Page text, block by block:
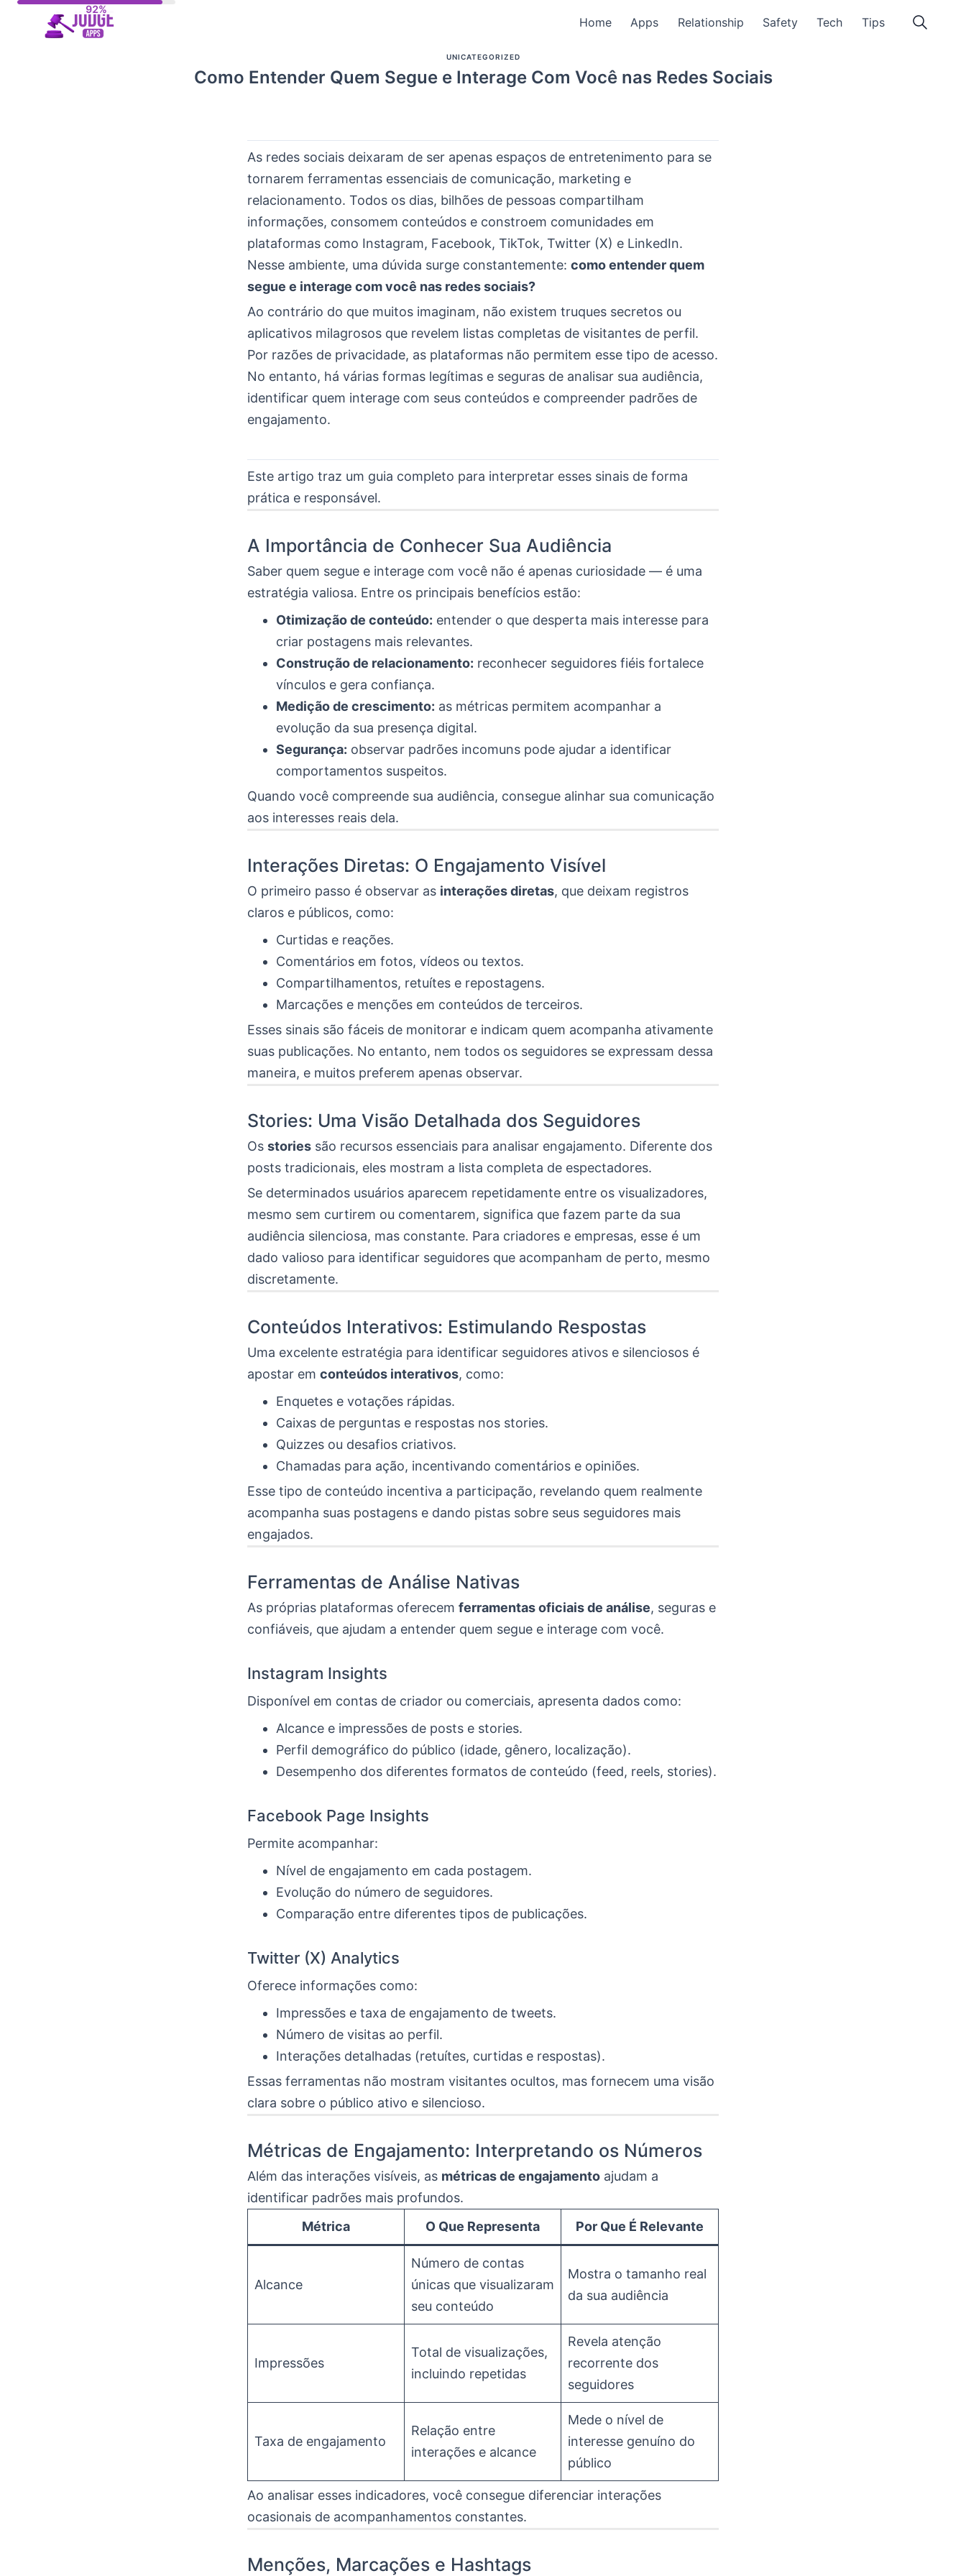
Home Apps Relationship Safety Tech Tips
UNICATEGORIZED
Como Entender Quem Segue e Interage Com Você nas Redes Sociais
As redes sociais deixaram de ser apenas espaços de entretenimento para se
tornarem ferramentas essenciais de comunicação, marketing e
relacionamento. Todos os dias, bilhões de pessoas compartilham
informações, consomem conteúdos e constroem comunidades em
plataformas como Instagram, Facebook, TikTok, Twitter (X) e LinkedIn.
Nesse ambiente, uma dúvida surge constantemente: como entender quem
segue e interage com você nas redes sociais?
Ao contrário do que muitos imaginam, não existem truques secretos ou
aplicativos milagrosos que revelem listas completas de visitantes de perfil.
Por razões de privacidade, as plataformas não permitem esse tipo de acesso.
No entanto, há várias formas legítimas e seguras de analisar sua audiência,
identificar quem interage com seus conteúdos e compreender padrões de
engajamento.
Este artigo traz um guia completo para interpretar esses sinais de forma
prática e responsável.
A Importância de Conhecer Sua Audiência
Saber quem segue e interage com você não é apenas curiosidade — é uma
estratégia valiosa. Entre os principais benefícios estão:
Otimização de conteúdo: entender o que desperta mais interesse para
criar postagens mais relevantes.
Construção de relacionamento: reconhecer seguidores fiéis fortalece
vínculos e gera confiança.
Medição de crescimento: as métricas permitem acompanhar a
evolução da sua presença digital.
Segurança: observar padrões incomuns pode ajudar a identificar
comportamentos suspeitos.
Quando você compreende sua audiência, consegue alinhar sua comunicação
aos interesses reais dela.
Interações Diretas: O Engajamento Visível
O primeiro passo é observar as interações diretas, que deixam registros
claros e públicos, como:
Curtidas e reações.
Comentários em fotos, vídeos ou textos.
Compartilhamentos, retuítes e repostagens.
Marcações e menções em conteúdos de terceiros.
Esses sinais são fáceis de monitorar e indicam quem acompanha ativamente
suas publicações. No entanto, nem todos os seguidores se expressam dessa
maneira, e muitos preferem apenas observar.
Stories: Uma Visão Detalhada dos Seguidores
Os stories são recursos essenciais para analisar engajamento. Diferente dos
posts tradicionais, eles mostram a lista completa de espectadores.
Se determinados usuários aparecem repetidamente entre os visualizadores,
mesmo sem curtirem ou comentarem, significa que fazem parte da sua
audiência silenciosa, mas constante. Para criadores e empresas, esse é um
dado valioso para identificar seguidores que acompanham de perto, mesmo
discretamente.
Conteúdos Interativos: Estimulando Respostas
Uma excelente estratégia para identificar seguidores ativos e silenciosos é
apostar em conteúdos interativos, como:
Enquetes e votações rápidas.
Caixas de perguntas e respostas nos stories.
Quizzes ou desafios criativos.
Chamadas para ação, incentivando comentários e opiniões.
Esse tipo de conteúdo incentiva a participação, revelando quem realmente
acompanha suas postagens e dando pistas sobre seus seguidores mais
engajados.
Ferramentas de Análise Nativas
As próprias plataformas oferecem ferramentas oficiais de análise, seguras e
confiáveis, que ajudam a entender quem segue e interage com você.
Instagram Insights
Disponível em contas de criador ou comerciais, apresenta dados como:
Alcance e impressões de posts e stories.
Perfil demográfico do público (idade, gênero, localização).
Desempenho dos diferentes formatos de conteúdo (feed, reels, stories).
Facebook Page Insights
Permite acompanhar:
Nível de engajamento em cada postagem.
Evolução do número de seguidores.
Comparação entre diferentes tipos de publicações.
Twitter (X) Analytics
Oferece informações como:
Impressões e taxa de engajamento de tweets.
Número de visitas ao perfil.
Interações detalhadas (retuítes, curtidas e respostas).
Essas ferramentas não mostram visitantes ocultos, mas fornecem uma visão
clara sobre o público ativo e silencioso.
Métricas de Engajamento: Interpretando os Números
Além das interações visíveis, as métricas de engajamento ajudam a
identificar padrões mais profundos.
Métrica
O Que Representa Por Que É Relevante
Alcance
Número de contas
únicas que visualizaram
seu conteúdo
Mostra o tamanho real
da sua audiência
Impressões
Total de visualizações,
incluindo repetidas
Revela atenção
recorrente dos
seguidores
Taxa de engajamento
Relação entre
interações e alcance
Mede o nível de
interesse genuíno do
público
Ao analisar esses indicadores, você consegue diferenciar interações
ocasionais de acompanhamentos constantes.
Menções, Marcações e Hashtags